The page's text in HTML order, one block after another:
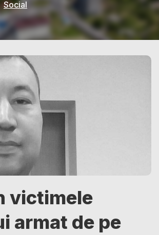
Social
victimele
armat de pe